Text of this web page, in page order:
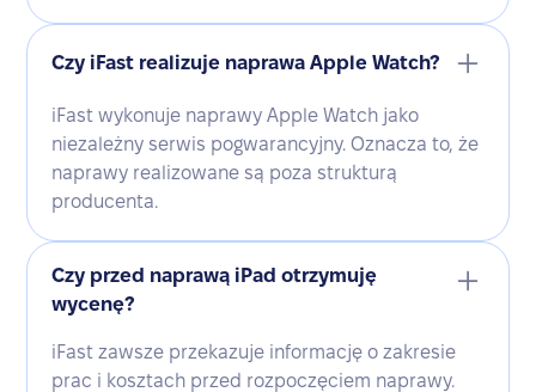
Czy iFast realizuje naprawa Apple Watch?
iFast wykonuje naprawy Apple Watch jako
niezależny serwis pogwarancyjny. Oznacza to, że
naprawy realizowane są poza strukturą
producenta.
Czy przed naprawą iPad otrzymuję
wycenę?
iFast zawsze przekazuje informację o zakresie
prac i kosztach przed rozpoczęciem naprawy.